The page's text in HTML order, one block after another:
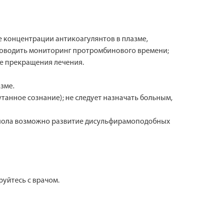
антикоагулянтов в плазме,
мониторинг протромбинового времени;
прекращения лечения.
сознание); не следует назначать больным,
возможно развитие дисульфирамоподобных
с врачом.